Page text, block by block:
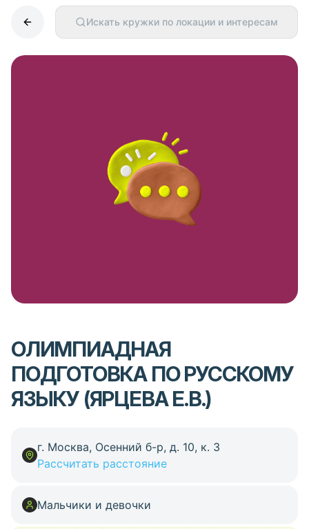
Искать кружки по локации и интересам
ОЛИМПИАДНАЯ
ПОДГОТОВКА ПО РУССКОМУ
ЯЗЫКУ (ЯРЦЕВА Е.В.)
г. Москва, Осенний б-р, д. 10, к. 3
Рассчитать расстояние
Мальчики и девочки